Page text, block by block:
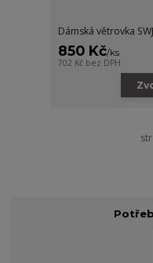
Dámská větrovka
850 Kč/ks
702 Kč bez DPH